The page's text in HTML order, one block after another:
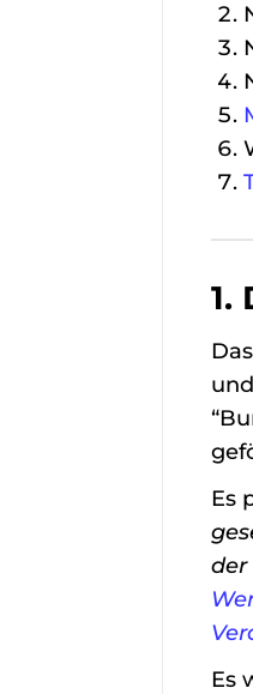
1.
Es
der
Es